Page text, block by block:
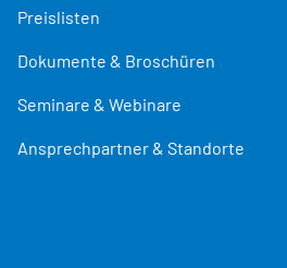
Preislisten
Dokumente & Broschüren
Seminare & Webinare
Ansprechpartner & Standorte